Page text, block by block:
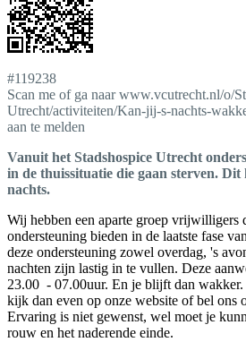
#119238
Scan me of ga naar www.vcutrecht.nl/o/
Utrecht/activiteiten/Kan-jij-s-nachts-
aan te melden
Vanuit het Stadshospice Utrecht
in de thuissituatie die gaan sterven. Dit
nachts.
Wij hebben een aparte groep vrijwilligers
ondersteuning bieden in de laatste fase
deze ondersteuning zowel overdag, 's
nachten zijn lastig in te vullen. Deze
23.00 - 07.00uur. En je blijft dan
kijk dan even op onze website of bel ons
Ervaring is niet gewenst, wel moet je
rouw en het naderende einde.